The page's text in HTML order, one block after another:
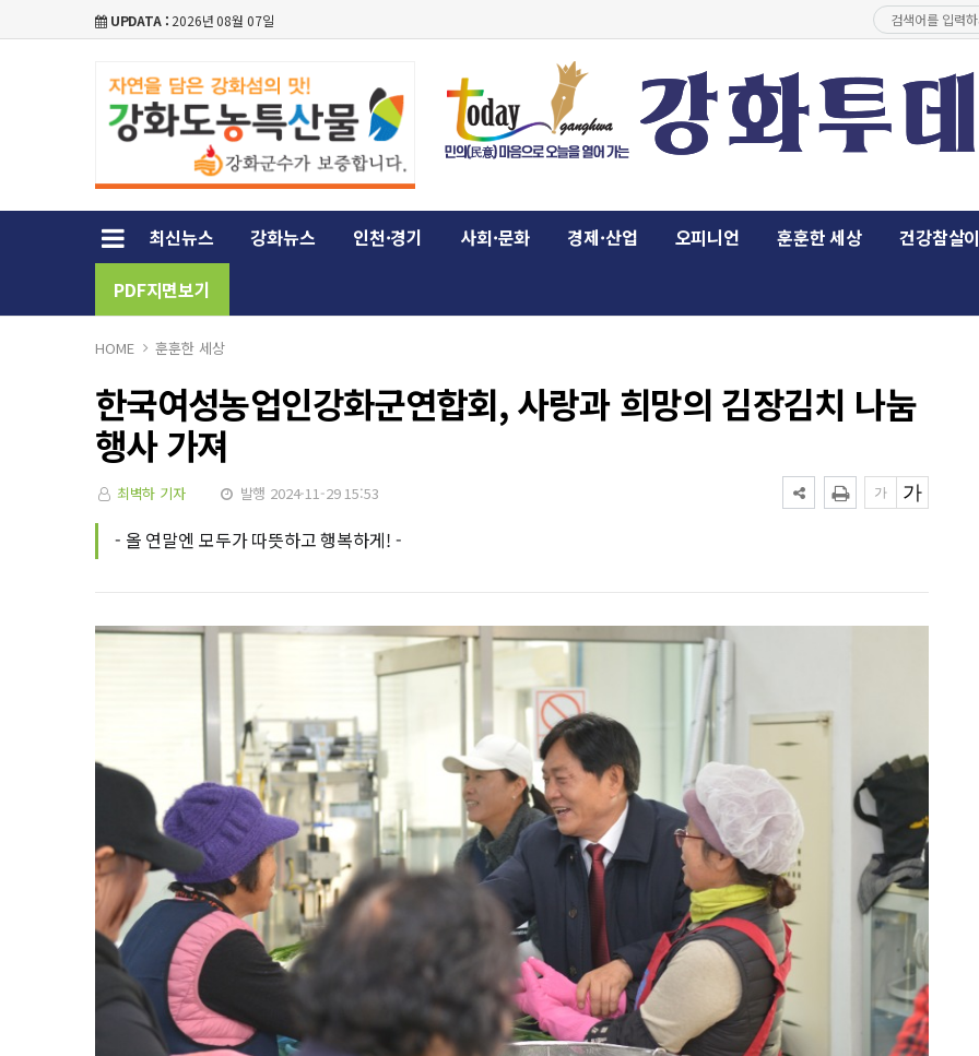
UPDATA : 2026년 08월 07일
최신뉴스 강화뉴스 인천·경기 사회·문화 경제·산업 오피니언 훈훈한 세상 건강참살이
PDF지면보기
HOME 훈훈한 세상
한국여성농업인강화군연합회, 사랑과 희망의 김장김치 나눔
행사 가져
최벽하 기자 발행 2024-11-29 15:53
- 올 연말엔 모두가 따뜻하고 행복하게! -